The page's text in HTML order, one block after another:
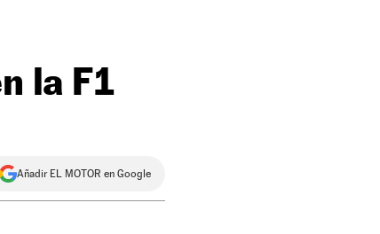
la F1
Añadir EL MOTOR en Google